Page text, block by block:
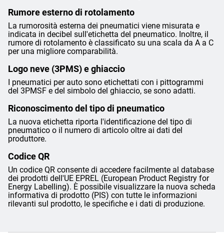
Rumore esterno di rotolamento
La rumorosità esterna dei pneumatici viene misurata e
indicata in decibel sull'etichetta del pneumatico. Inoltre, il
rumore di rotolamento è classificato su una scala da A a C
per una migliore comparabilità.
Logo neve (3PMS) e ghiaccio
I pneumatici per auto sono etichettati con i pittogrammi
del 3PMSF e del simbolo del ghiaccio, se sono adatti.
Riconoscimento del tipo di pneumatico
La nuova etichetta riporta l'identificazione del tipo di
pneumatico o il numero di articolo oltre ai dati del
produttore.
Codice QR
Un codice QR consente di accedere facilmente al database
dei prodotti dell'UE EPREL (European Product Registry for
Energy Labelling). È possibile visualizzare la nuova scheda
informativa di prodotto (PIS) con tutte le informazioni
rilevanti sul prodotto, le specifiche e i dati di produzione.